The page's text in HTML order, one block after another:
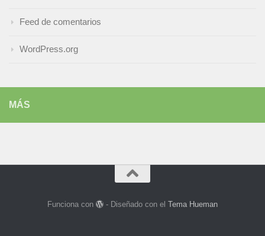
Feed de comentarios
WordPress.org
MÁS
Funciona con - Diseñado con elTema Hueman